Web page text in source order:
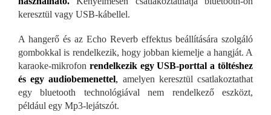
keresztül vagy USB-kábellel.
A hangerő és az Echo Reverb effektus beállítására szolgáló
gombokkal is rendelkezik, hogy jobban kiemelje a hangját. A
karaoke-mikrofon rendelkezik egy USB-porttal a töltéshez
és egy audiobemenettel, amelyen keresztül csatlakoztathat
egy bluetooth technológiával nem rendelkező eszközt,
például egy Mp3-lejátszót.